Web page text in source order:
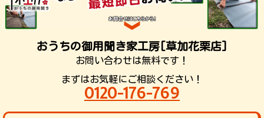
おうちの御用聞き家工房[草加花栗店]
お問い合わせは無料です！
まずはお気軽にご相談ください！
0120-176-769